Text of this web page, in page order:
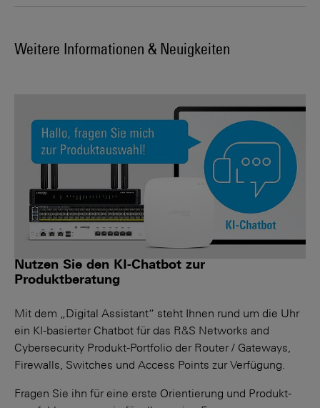
Weitere Informationen & Neuigkeiten
Nutzen Sie den KI-Chatbot zur
Produktberatung
Mit dem „Digital Assistant“ steht Ihnen rund um die Uhr
ein KI-basierter Chatbot für das R&S Networks and
Cybersecurity Produkt-Portfolio der Router / Gateways,
Firewalls, Switches und Access Points zur Verfügung.
Fragen Sie ihn für eine erste Orientierung und Produkt­